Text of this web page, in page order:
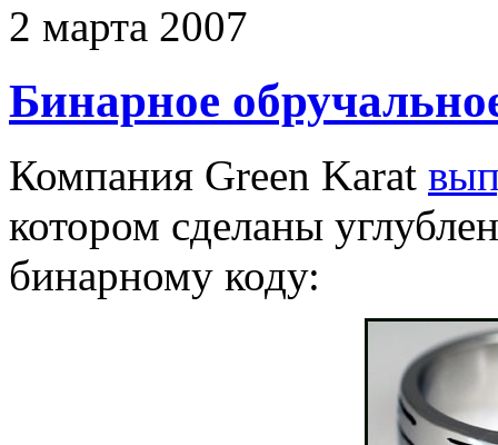
2 марта 2007
Бинарное
Компания Green Karat
котором сделаны
бинарному коду: